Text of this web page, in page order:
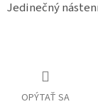
Jedinečný
OPÝTAŤ SA